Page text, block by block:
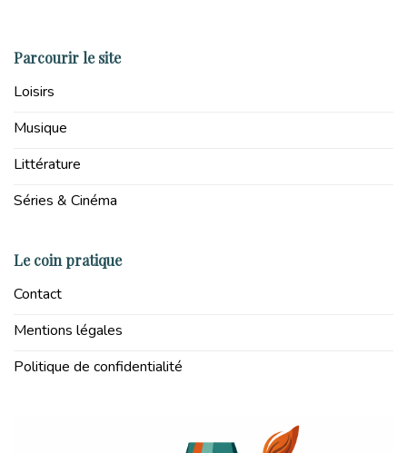
Parcourir le site
Loisirs
Musique
Littérature
Séries & Cinéma
Le coin pratique
Contact
Mentions légales
Politique de confidentialité